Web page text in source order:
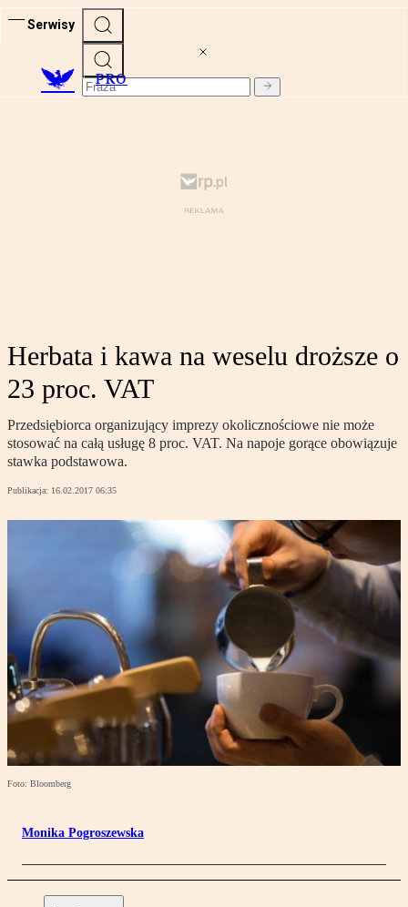
Serwisy
PRO
Herbata i kawa na weselu droższe o
23 proc. VAT
Przedsiębiorca organizujący imprezy okolicznościowe nie może
stosować na całą usługę 8 proc. VAT. Na napoje gorące obowiązuje
stawka podstawowa.
Publikacja: 16.02.2017 06:35
Foto: Bloomberg
Monika Pogroszewska